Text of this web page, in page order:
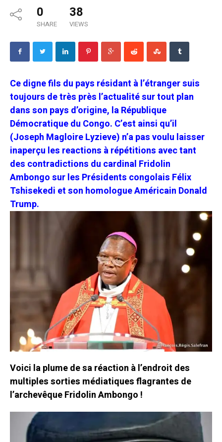
0
SHARE
38
VIEWS
Ce digne fils du pays résidant à l’étranger suis
toujours de très près l’actualité sur tout plan
dans son pays d’origine, la République
Démocratique du Congo. C’est ainsi qu’il
(Joseph Magloire Lyzieve) n’a pas voulu laisser
inaperçu les reactions à répétitions avec tant
des contradictions du cardinal Fridolin
Ambongo sur les Présidents congolais Félix
Tshisekedi et son homologue Américain Donald
Trump.
Voici la plume de sa réaction à l’endroit des
multiples sorties médiatiques flagrantes de
l’archevêque Fridolin Ambongo !